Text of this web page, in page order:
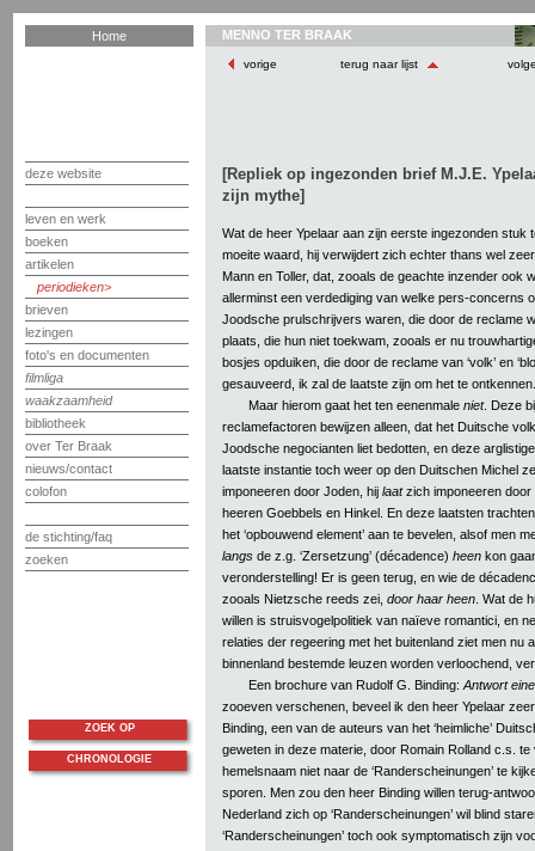
Home
deze website
leven en werk
boeken
artikelen
periodieken
brieven
lezingen
foto's en documenten
filmliga
waakzaamheid
bibliotheek
over Ter Braak
nieuws/contact
colofon
de stichting/faq
zoeken
MENNO TER BRAAK
vorige terug naar lijst
[Repliek op ingezonden brief M.J.E.
zijn mythe]
Wat de heer Ypelaar aan zijn eerste ingezonden stuk
moeite waard, hij verwijdert zich echter thans wel
Mann en Toller, dat, zooals de geachte inzender ook
allerminst een verdediging van welke pers-concerns
Joodsche prulschrijvers waren, die door de reclame
plaats, die hun niet toekwam, zooals er nu
bosjes opduiken, die door de reclame van ‘volk’ en
gesauveerd, ik zal de laatste zijn om het te ontkennen.
Maar hierom gaat het ten eenenmale niet. Deze
reclamefactoren bewijzen alleen, dat het Duitsche
Joodsche negocianten liet bedotten, en deze
laatste instantie toch weer op den Duitschen Michel
imponeeren door Joden, hij laatzich imponeeren door
heeren Goebbels en Hinkel. En deze laatsten trachten
het ‘opbouwend element’ aan te bevelen, alsof men
langs de z.g. ‘Zersetzung’ (décadence) heen kon
veronderstelling! Er is geen terug, en wie de
zooals Nietzsche reeds zei, door haar heen . Wat de
willen is struisvogelpolitiek van naïeve romantici, en
relaties der regeering met het buitenland ziet men nu
binnenland bestemde leuzen worden verloochend,
Een brochure van Rudolf G. Binding: Antwort
zooeven verschenen, beveel ik den heer Ypelaar
Binding, een van de auteurs van het ‘heimliche’
geweten in deze materie, door Romain Rolland c.s.
hemelsnaam niet naar de ‘Randerscheinungen’ te
sporen. Men zou den heer Binding willen terug-
Nederland zich op ‘Randerscheinungen’ wil blind
‘Randerscheinungen’ toch ook symptomatisch zijn
ZOEK OP
CHRONOLOGIE